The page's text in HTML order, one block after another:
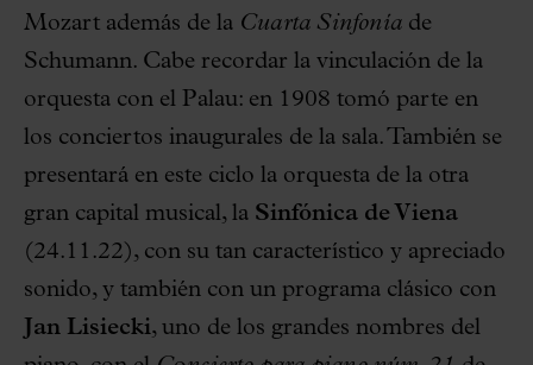
Mozart además de la Cuarta Sinfonía de
Schumann. Cabe recordar la vinculación de la
orquesta con el Palau: en 1908 tomó parte en
los conciertos inaugurales de la sala. También se
presentará en este ciclo la orquesta de la otra
gran capital musical, la Sinfónica de Viena
(24.11.22), con su tan característico y apreciado
sonido, y también con un programa clásico con
Jan Lisiecki, uno de los grandes nombres del